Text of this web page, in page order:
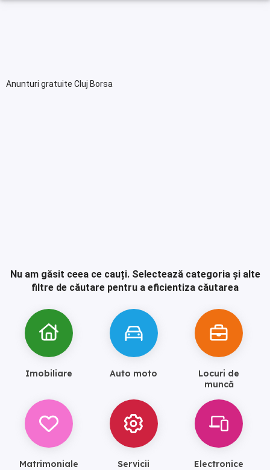
Anunturi gratuite Cluj Borsa
Nu am găsit ceea ce cauți. Selectează categoria și alte
filtre de căutare pentru a eficientiza căutarea
Imobiliare Auto moto
Locuri de
muncă
Matrimoniale Servicii Electronice